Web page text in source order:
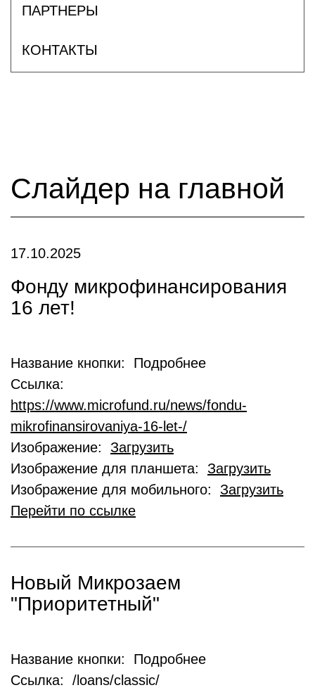
ПАРТНЕРЫ
КОНТАКТЫ
Слайдер на главной
17.10.2025
Фонду микрофинансирования
16 лет!
Название кнопки: Подробнее
Ссылка:
https://www.microfund.ru/news/fondu-
mikrofinansirovaniya-16-let-/
Изображение: Загрузить
Изображение для планшета: Загрузить
Изображение для мобильного: Загрузить
Перейти по ссылке
Новый Микрозаем
"Приоритетный"
Название кнопки: Подробнее
Ссылка: /loans/classic/